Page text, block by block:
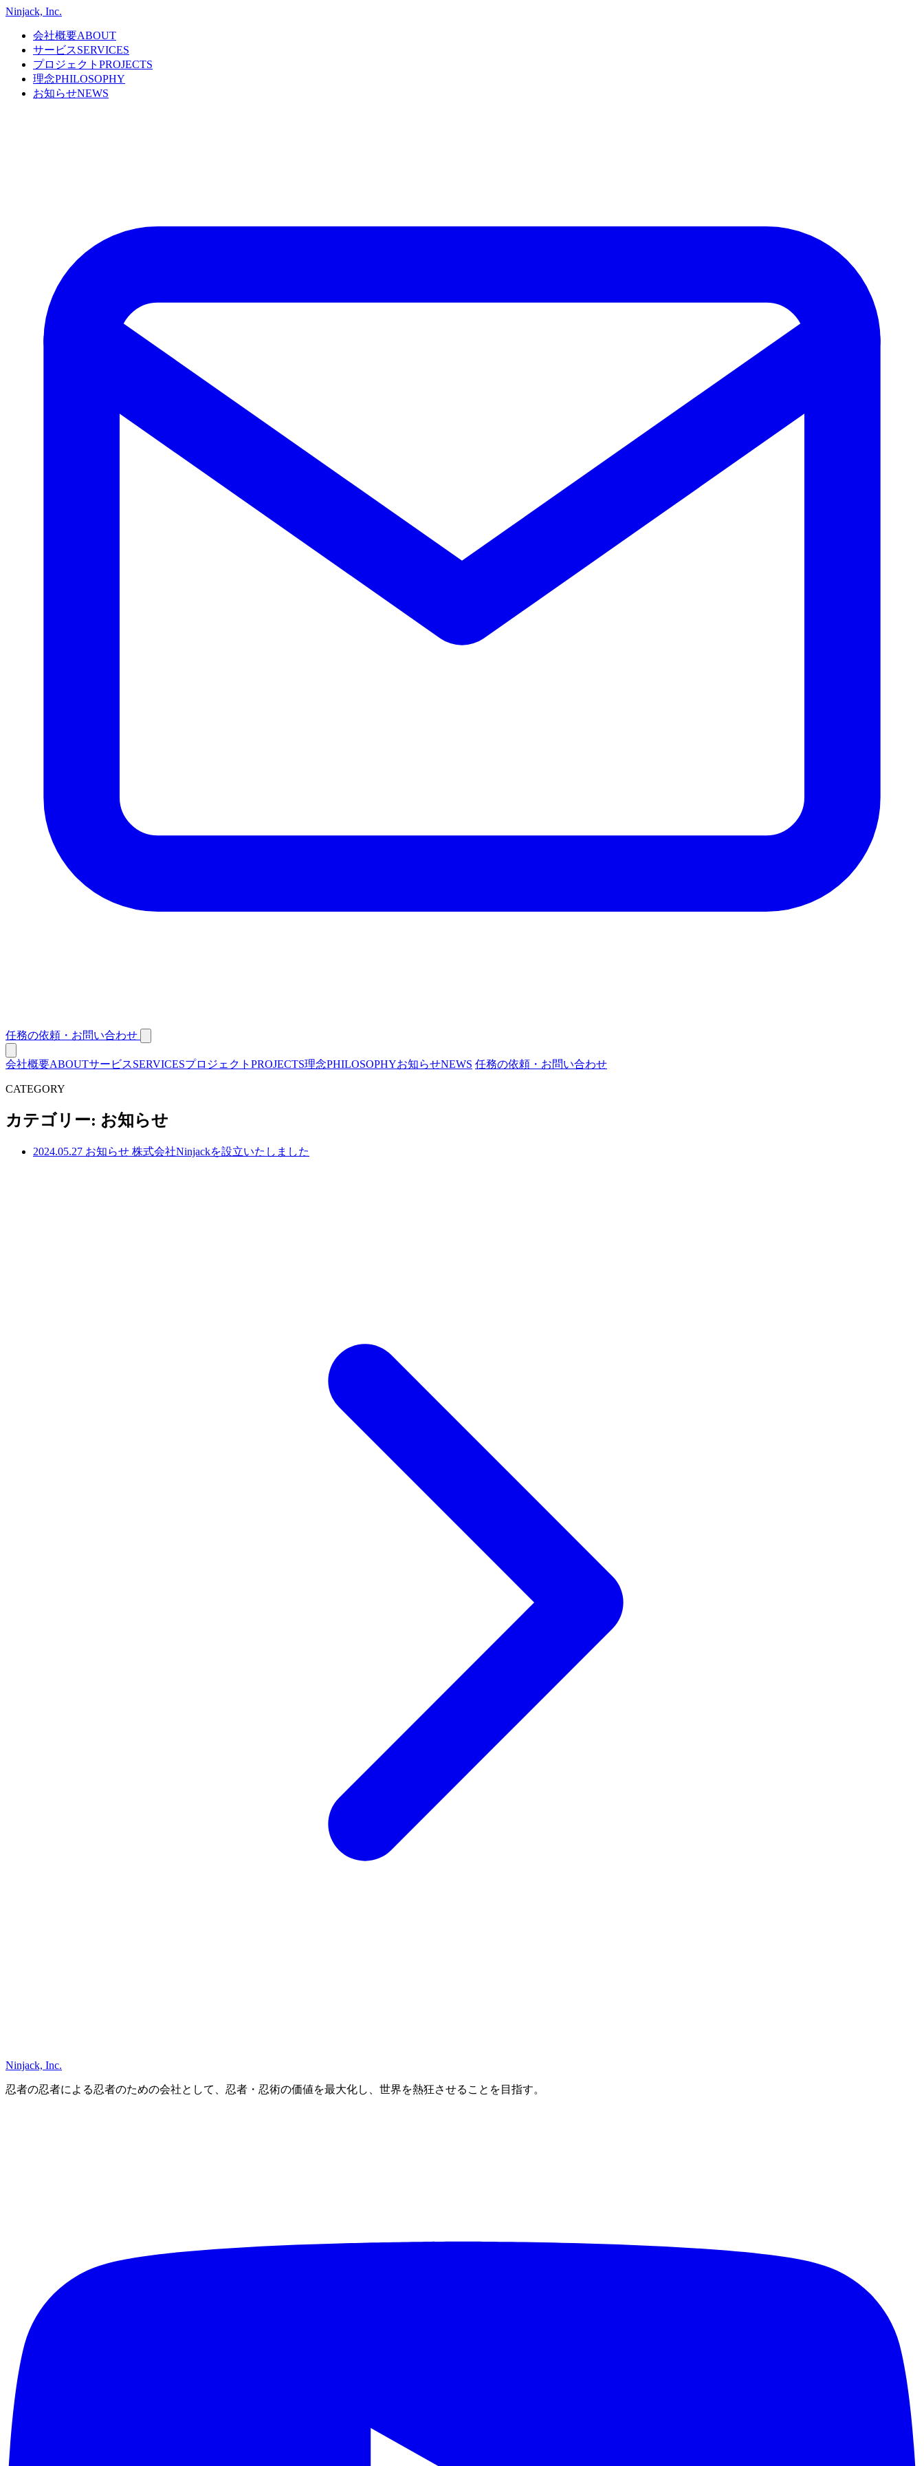
Ninjack, Inc.
会社概要ABOUT
サービスSERVICES
プロジェクト PROJECTS
理念PHILOSOPHY
お知らせNEWS
任務の依頼・お問い合わせ
会社概要ABOUTサービスSERVICESプロジェクト PROJECTS理念PHILOSOPHYお知らせNEWS 任務の依頼・お問い合わせ
CATEGORY
カテゴリー: お知らせ
2024.05.27 お知らせ 株式会社Ninjackを設立いたしました
Ninjack, Inc.
忍者の忍者による忍者のための会社として、忍者・忍術の価値を最大化し、世界を熱狂させることを目指す。